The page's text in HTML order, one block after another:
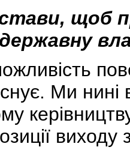
щоб
Ми
виходу